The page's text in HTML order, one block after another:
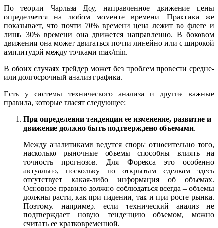
По теории Чарльза Доу, направленное движение цены
определяется на любом моменте времени. Практика же
показывает, что почти 70% времени цена лежит во флете и
лишь 30% времени она движется направленно. В боковом
движении она может двигаться почти линейно или с широкой
амплитудой между точками max/min.
В обоих случаях трейдер может без проблем провести средне-
или долгосрочный анализ графика.
Есть у системы технического анализа и другие важные
правила, которые гласят следующее:
При определении тенденции ее изменение, развитие и
движение должно быть подтверждено объемами.
Между аналитиками ведутся споры относительно того,
насколько рыночные объемы способны влиять на
точность прогнозов. Для Форекса это особенно
актуально, поскольку по открытым сделкам здесь
отсутствует какая-либо информация об объемах.
Основное правило должно соблюдаться всегда – объемы
должны расти, как при падении, так и при росте рынка.
Поэтому, например, если технический анализ не
подтверждает новую тенденцию объемом, можно
считать ее кратковременной.